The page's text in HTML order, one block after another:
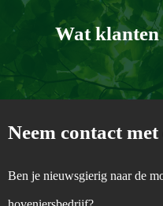
Wat klanten
Neem contact met
Ben je nieuwsgierig naar de